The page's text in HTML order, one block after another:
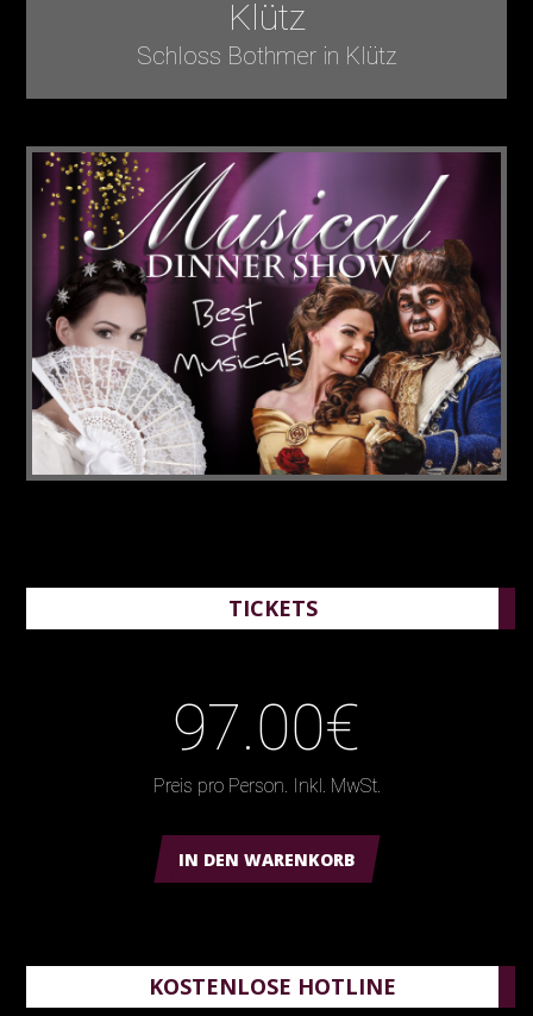
Klütz
Schloss Bothmer in Klütz
TICKETS
97.00€
Preis pro Person. Inkl. MwSt.
IN DEN WARENKORB
KOSTENLOSE HOTLINE